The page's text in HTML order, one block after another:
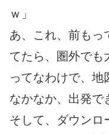
ｗ」
あ、これ、前もっ
てたら、圏外でも
ってなわけで、地
なかなか、出発で
そして、ダウンロ